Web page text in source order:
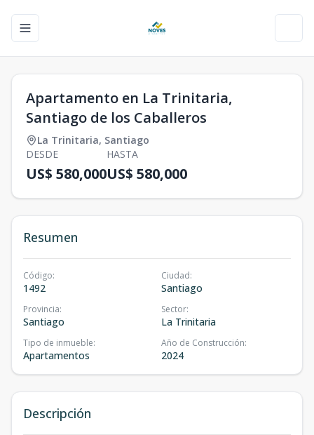
Toggle navigation menu
Apartamento en La Trinitaria,
Santiago de los Caballeros
La Trinitaria, Santiago
DESDE
US$ 580,000
HASTA
US$ 580,000
Resumen
Código:
1492
Ciudad:
Santiago
Provincia:
Santiago
Sector:
La Trinitaria
Tipo de inmueble:
Apartamentos
Año de Construcción:
2024
Descripción